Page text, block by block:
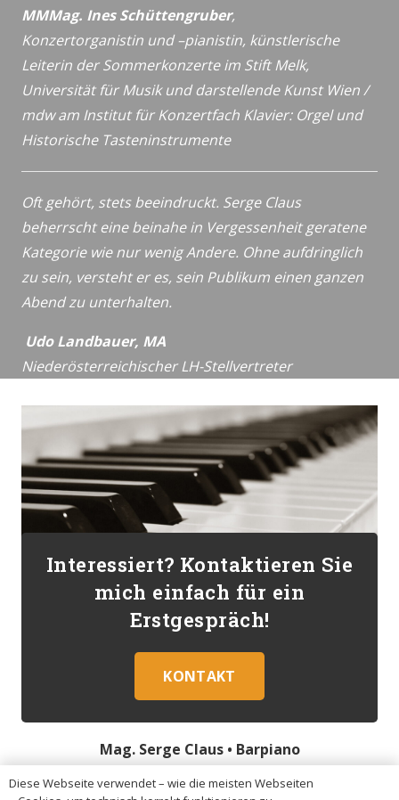
MMMag. Ines Schüttengruber,
Konzertorganistin und –pianistin, künstlerische
Leiterin der Sommerkonzerte im Stift Melk,
Universität für Musik und darstellende Kunst Wien /
mdwam Institut für Konzertfach Klavier: Orgel und
Historische Tasteninstrumente
Oft gehört, stets beeindruckt. Serge Claus
beherrscht eine beinahe in Vergessenheit geratene
Kategorie wie nur wenig Andere. Ohne aufdringlich
zu sein, versteht er es, sein Publikum einen ganzen
Abend zu unterhalten.
Udo Landbauer, MA
Niederösterreichischer LH-Stellvertreter
Interessiert? Kontaktieren Sie
mich einfach für ein
Erstgespräch!
KONTAKT
Mag. Serge Claus • Barpiano
Diese Webseite verwendet – wie die meisten Webseiten